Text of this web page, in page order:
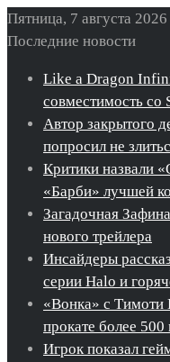
Пятница, 7 августа 2026
Последние новости
Like a Dragon
совместимость со
Автор закрытого
попросил не
Критики назвали
«Барби» лучшей
Загадочная
нового трейлера
Инсайдеры
серии Halo и
«Вонка» с
прокате более
Игрок показал